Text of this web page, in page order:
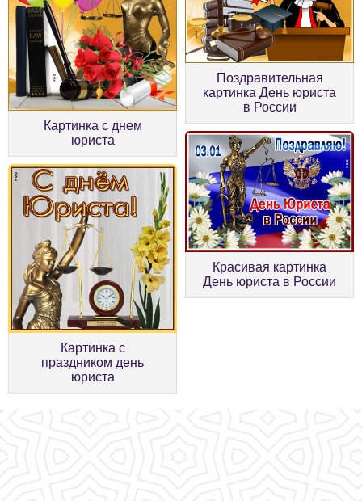
Картинка с днем
юриста
Поздравительная
картинка День юриста
в России
Картинка с
праздником день
юриста
Красивая картинка
День юриста в России